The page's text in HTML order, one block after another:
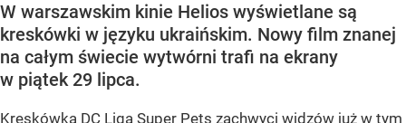
W warszawskim kinie Helios wyświetlane są
kreskówki w języku ukraińskim. Nowy film znanej
na całym świecie wytwórni trafi na ekrany
w piątek 29 lipca.
Kreskówka DC Liga Super Pets zachwyci widzów już w tym